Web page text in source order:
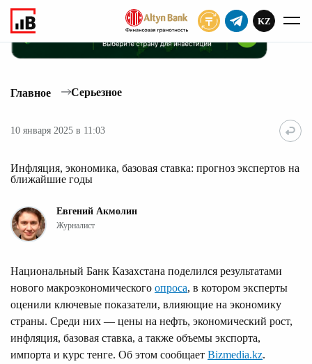
KZ
Главное Серьезное
10 января 2025 в 11:03
Инфляция, экономика, базовая ставка: прогноз экспертов на
ближайшие годы
Евгений Акмолин
Журналист
Национальный Банк Казахстана поделился результатами
нового макроэкономического опроса, в котором эксперты
оценили ключевые показатели, влияющие на экономику
страны. Среди них — цены на нефть, экономический рост,
инфляция, базовая ставка, а также объемы экспорта,
импорта и курс тенге. Об этом сообщает Bizmedia.kz.